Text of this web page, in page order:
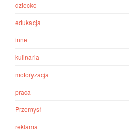
dziecko
edukacja
inne
kulinaria
motoryzacja
praca
Przemysł
reklama